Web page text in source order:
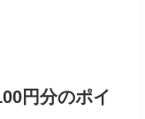
円分のポイ